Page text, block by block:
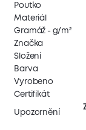
Poutko
Materiál
Gramáž - g/m²
Značka
Složení
Barva
Vyrobeno
Certifikát
Upozornění